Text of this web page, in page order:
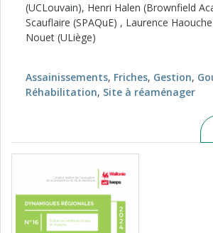
(UCLouvain), Henri Halen (Brownfield
Scauflaire (SPAQuE) , Laurence
Nouet (ULiège)
Assainissements, Friches, Gestion,
Réhabilitation, Site à réaménager